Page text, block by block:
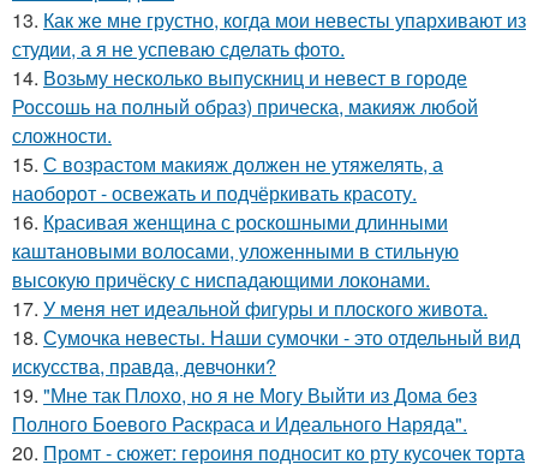
13. Как же мне грустно, когда мои невесты упархивают из
студии, а я не успеваю сделать фото.
14. Возьму несколько выпускниц и невест в городе
Россошь на полный образ) прическа, макияж любой
сложности.
15. С возрастом макияж должен не утяжелять, а
наоборот - освежать и подчёркивать красоту.
16. Красивая женщина с роскошными длинными
каштановыми волосами, уложенными в стильную
высокую причёску с ниспадающими локонами.
17. У меня нет идеальной фигуры и плоского живота.
18. Сумочка невесты. Наши сумочки - это отдельный вид
искусства, правда, девчонки?
19. "Мне так Плохо, но я не Могу Выйти из Дома без
Полного Боевого Раскраса и Идеального Наряда".
20. Промт - сюжет: героиня подносит ко рту кусочек торта